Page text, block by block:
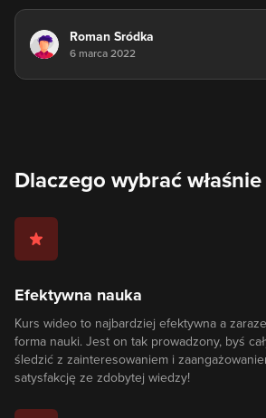
Roman Sródka
6 marca 2022
Dlaczego wybrać
Efektywna nauka
Kurs wideo to najbardziej efektywna a
forma nauki. Jest on tak prowadzony, byś
śledzić z zainteresowaniem i
satysfakcję ze zdobytej wiedzy!